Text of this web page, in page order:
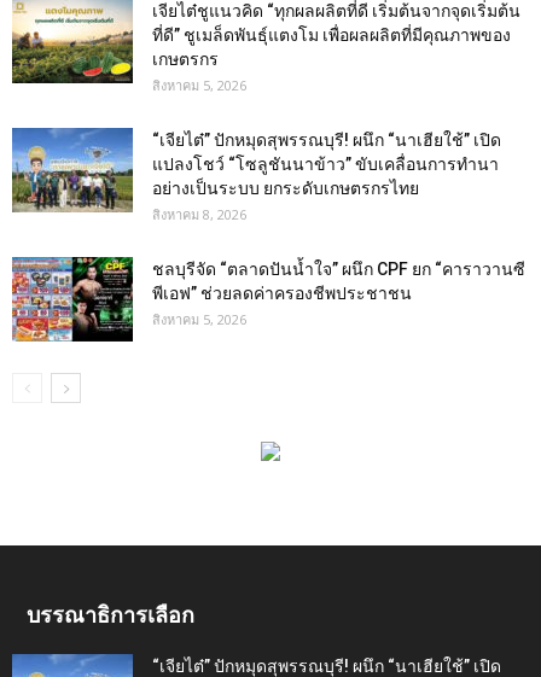
เจียไต๋ชูแนวคิด “ทุกผลผลิตที่ดี เริ่มต้นจากจุดเริ่มต้น
ที่ดี” ชูเมล็ดพันธุ์แตงโม เพื่อผลผลิตที่มีคุณภาพของ
เกษตรกร
สิงหาคม 5, 2026
“เจียไต๋” ปักหมุดสุพรรณบุรี! ผนึก “นาเฮียใช้” เปิด
แปลงโชว์ “โซลูชันนาข้าว” ขับเคลื่อนการทำนา
อย่างเป็นระบบ ยกระดับเกษตรกรไทย
สิงหาคม 8, 2026
ชลบุรีจัด “ตลาดปันน้ำใจ” ผนึก CPF ยก “คาราวานซี
พีเอฟ” ช่วยลดค่าครองชีพประชาชน
สิงหาคม 5, 2026
บรรณาธิการเลือก
“เจียไต๋” ปักหมุดสุพรรณบุรี! ผนึก “นาเฮียใช้” เปิด